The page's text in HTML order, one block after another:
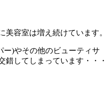
美容室は増え続けています。
ー)やその他のビューティサ
錯してしまっています・・・